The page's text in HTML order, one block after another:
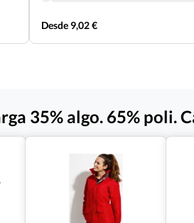
Desde 9,02 €
35% algo. 65% poli.